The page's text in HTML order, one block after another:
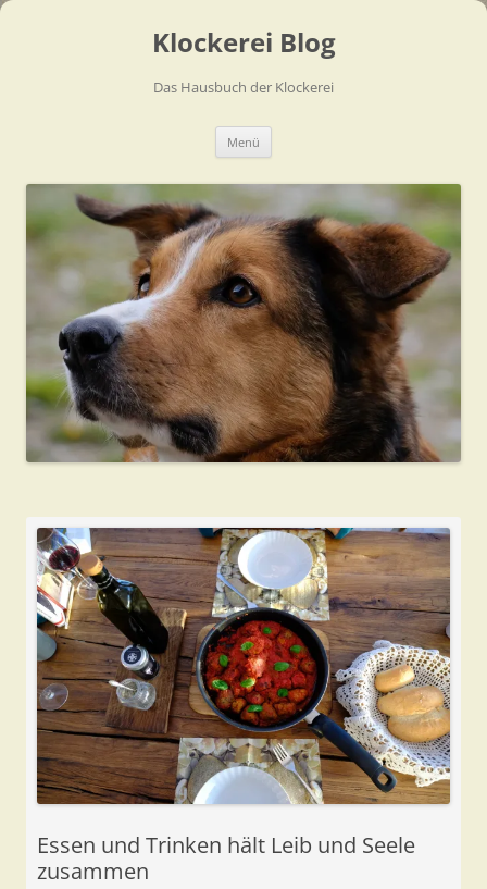
Klockerei Blog
Das Hausbuch der Klockerei
Menü
Essen und Trinken hält Leib und Seele
zusammen